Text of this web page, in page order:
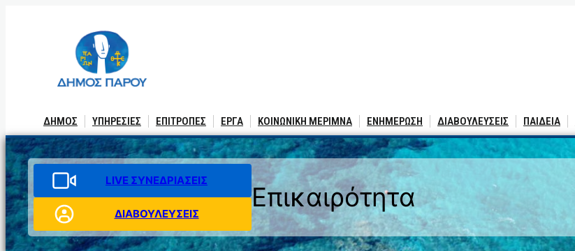
ΔΗΜΟΣ ΥΠΗΡΕΣΙΕΣ ΕΠΙΤΡΟΠΕΣ ΕΡΓΑ ΚΟΙΝΩΝΙΚΗ ΜΕΡΙΜΝΑ ΕΝΗΜΕΡΩΣΗ ΔΙΑΒΟΥΛΕΥΣΕΙΣ ΠΑΙΔΕΙΑ
LIVE ΣΥΝΕΔΡΙΑΣΕΙΣ
ΔΙΑΒΟΥΛΕΥΣΕΙΣ
Επικαιρότητα